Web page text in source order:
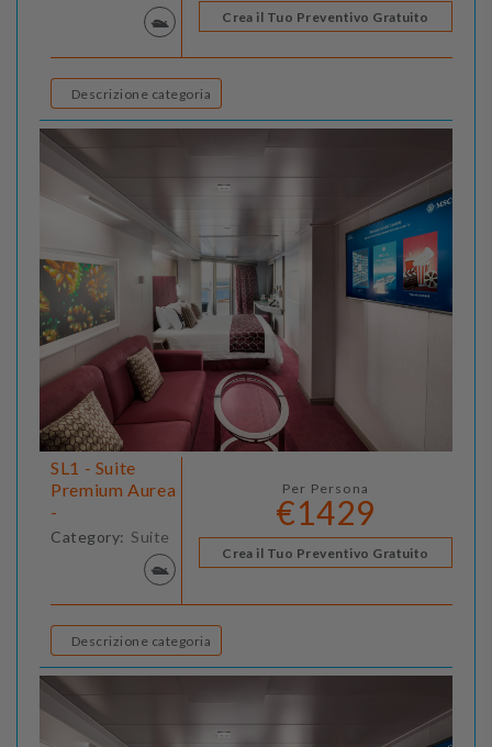
Crea il Tuo Preventivo Gratuito
Descrizione categoria
SL1 - Suite
Premium Aurea
-
Category: Suite
Per Persona
€1429
Crea il Tuo Preventivo Gratuito
Descrizione categoria